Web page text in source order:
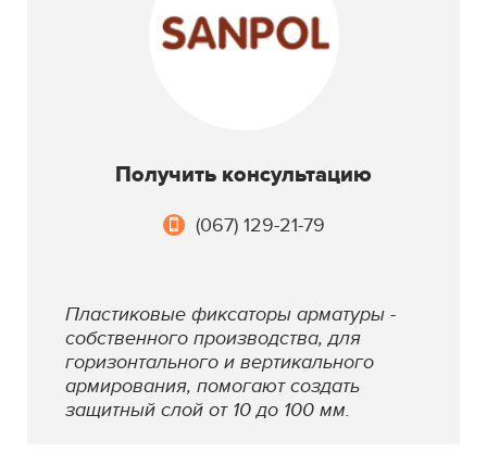
Получить консультацию
(067) 129-21-79
Пластиковые фиксаторы арматуры -
собственного производства, для
горизонтального и вертикального
армирования, помогают создать
защитный слой от 10 до 100 мм.